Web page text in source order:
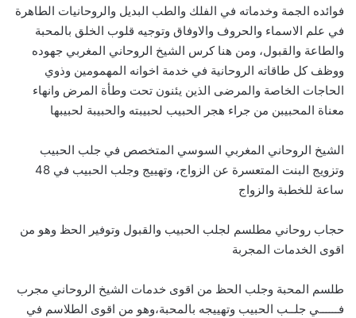
فوائده الجمة وخدماته في الفلك والطب البديل والروحانيات الطاهرة
في علم الاسماء والحروف والاوفاق وتوجيه قلوب الخلق بالمحبة
والطاعة والقبول، ومن هنا كرس الشيخ الروحاني المغربي جهوده
ووظف كل طاقاته الروحانية في خدمة اخوانه المهمومين وذوي
الحاجات الخاصة والمرضى الذين يئنون تحت وطأة المرض وانهاء
معناة المحبيبن من جراء هجر الحبيب لحبيبته والحبيبة لحبيبها
الشيخ الروحاني المغربي السوسي المتخصص في جلب الحبيب
وتزويج البنت المتعسرة عن الزواج، وتهييج وجلب الحبيب في 48
ساعة للخطبة والزواج
حجاب روحاني مطلسم لجلب الحبيب والقبول وتوفير الحظ وهو من
اقوى الخدمات المجربة
طلسم المحبة وجلب الحظ من اقوى خدمات الشيخ الروحاني مجرب
فــــــي جلــب الحبيب وتهييجه بالمحبة،وهو من اقوى الطلاسم في